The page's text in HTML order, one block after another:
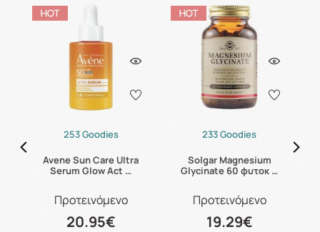
253 Goodies
Avene Sun Care Ultra
Serum Glow Act …
Προτεινόμενο
20.95€
233 Goodies
Solgar Magnesium
Glycinate 60 φυτοκ …
Προτεινόμενο
19.29€